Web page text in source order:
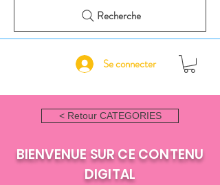
Se connecter
Recherche
< Retour CATEGORIES
BIENVENUE SUR CE CONTENU
DIGITAL